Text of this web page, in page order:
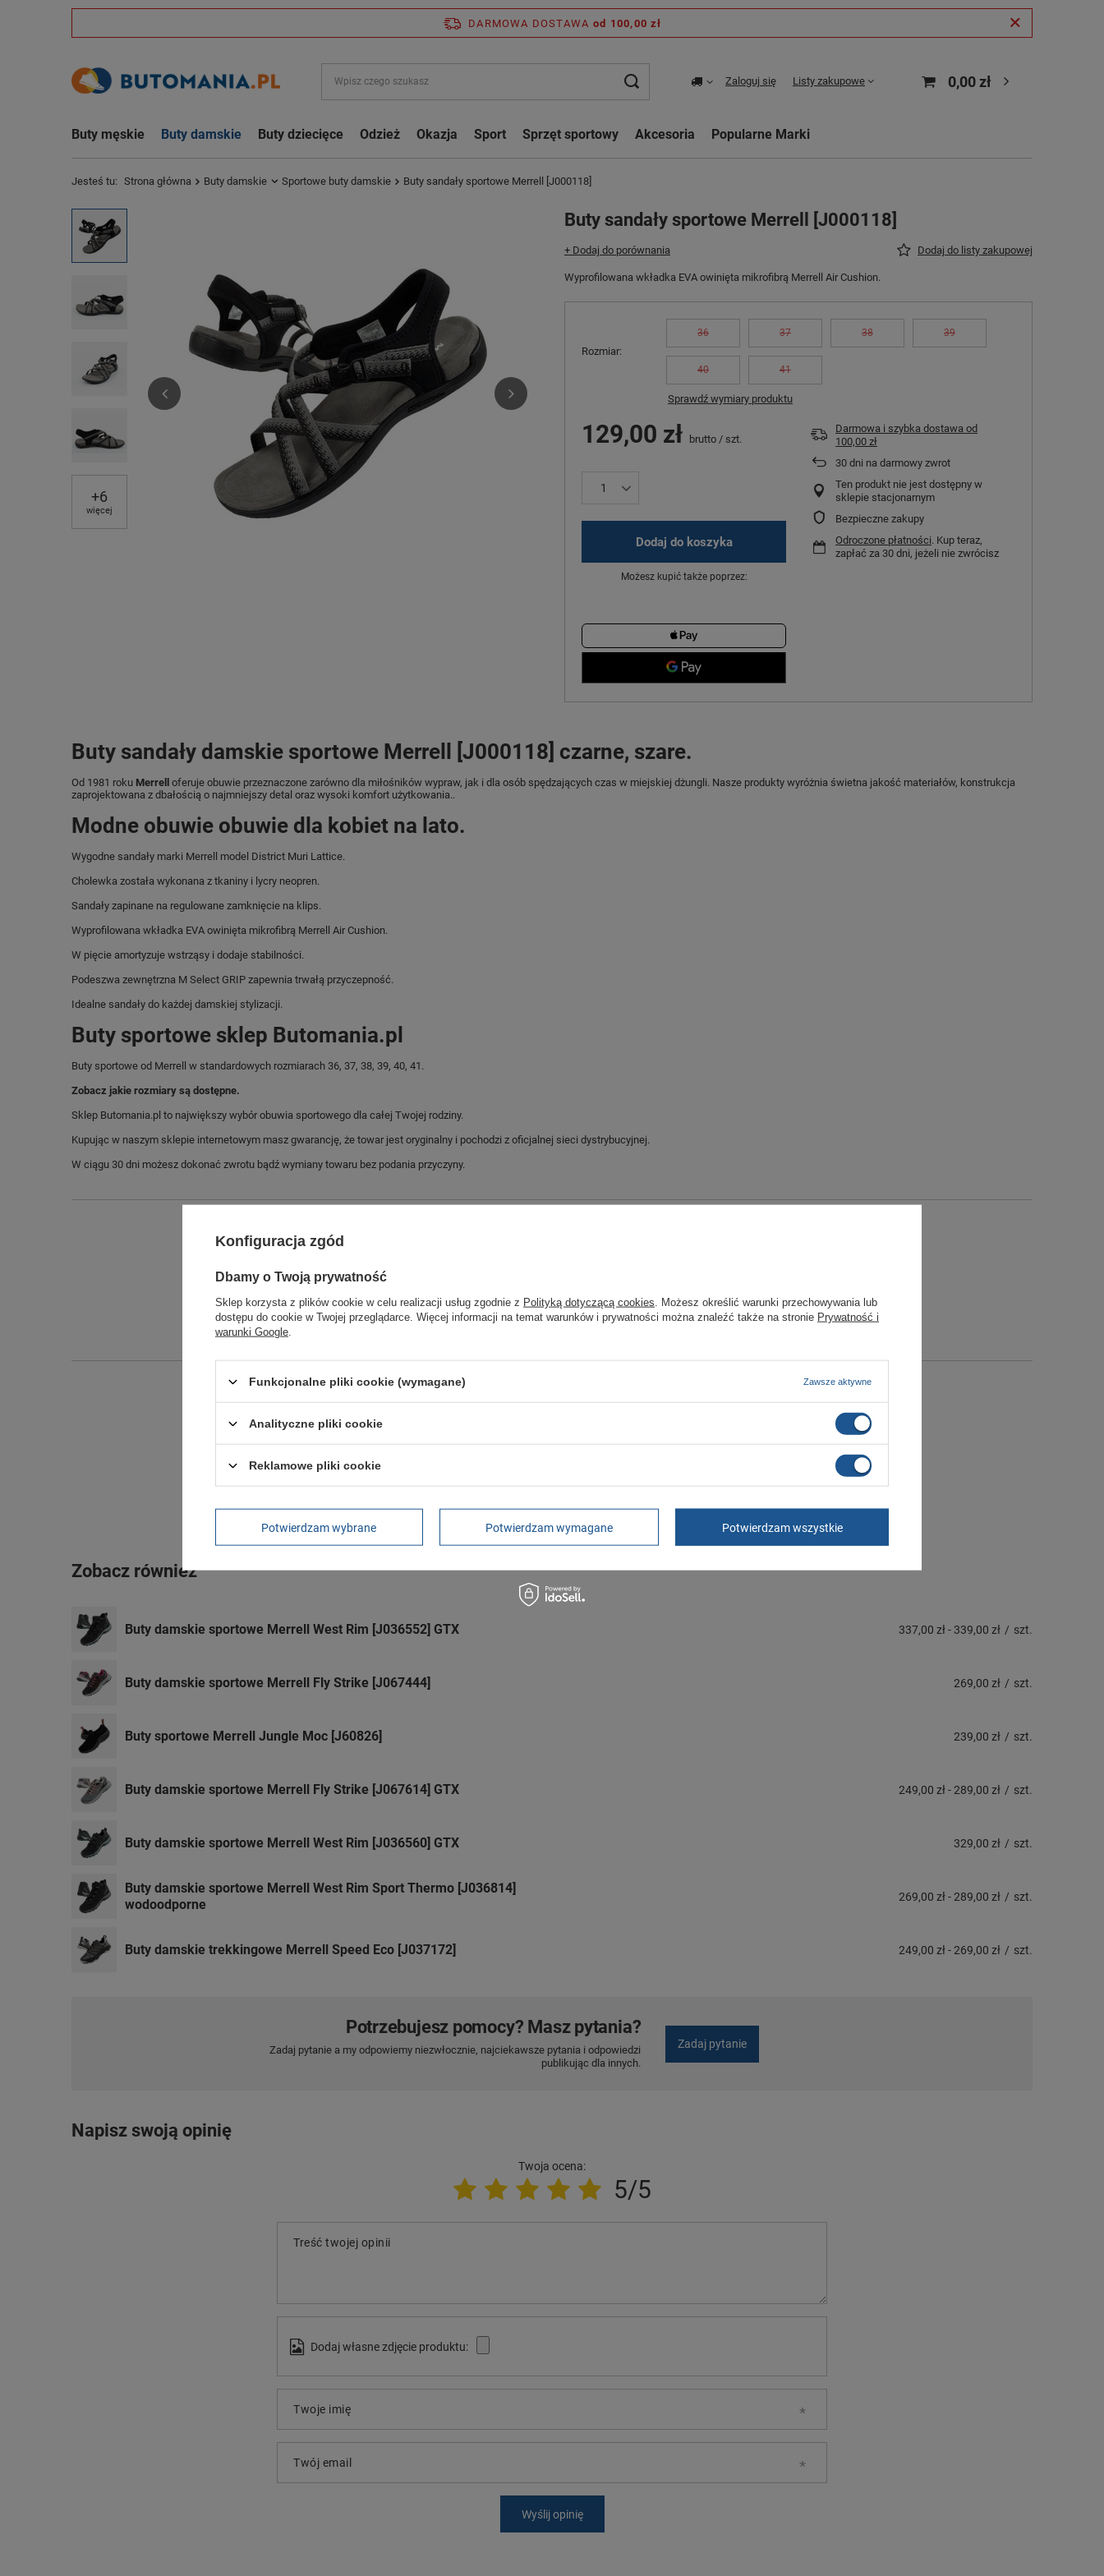
DARMOWA DOSTAWA od 100,00 zł
Zaloguj się Listy zakupowe 0,00 zł
Buty męskie Buty damskie Buty dziecięce Odzież Okazja Sport Sprzęt sportowy Akcesoria Popularne Marki
Jesteś tu: Strona główna Buty damskie Sportowe buty damskie Buty sandały sportowe Merrell [J000118]
+6
więcej
Buty sandały sportowe Merrell [J000118]
+ Dodaj do porównania Dodaj do listy zakupowej
Wyprofilowana wkładka EVA owinięta mikrofibrą Merrell Air Cushion.
Rozmiar
36 37 38 39
40 41
Sprawdź wymiary produktu
129,00 zł brutto / szt.
Dodaj do koszyka
Możesz kupić także poprzez:
Darmowa i szybka dostawa od
100,00 zł
30 dni na darmowy zwrot
Ten produkt nie jest dostępny w
sklepie stacjonarnym
Bezpieczne zakupy
Odroczone płatności. Kup teraz,
zapłać za 30 dni, jeżeli nie zwrócisz
Buty sandały damskie sportowe Merrell [J000118] czarne, szare.
Od 1981 roku Merrell oferuje obuwie przeznaczone zarówno dla miłośników wypraw, jak i dla osób spędzających czas w miejskiej dżungli. Nasze produkty wyróżnia świetna jakość materiałów, konstrukcja
zaprojektowana z dbałością o najmniejszy detal oraz wysoki komfort użytkowania..
Modne obuwie obuwie dla kobiet na lato.
Wygodne sandały marki Merrell model District Muri Lattice.
Cholewka została wykonana z tkaniny i lycry neopren.
Sandały zapinane na regulowane zamknięcie na klips.
Wyprofilowana wkładka EVA owinięta mikrofibrą Merrell Air Cushion.
W pięcie amortyzuje wstrząsy i dodaje stabilności.
Podeszwa zewnętrzna M Select GRIP zapewnia trwałą przyczepność.
Idealne sandały do każdej damskiej stylizacji.
Buty sportowe sklep Butomania.pl
Buty sportowe od Merrell w standardowych rozmiarach 36, 37, 38, 39, 40, 41.
Zobacz jakie rozmiary są dostępne.
Sklep Butomania.pl to największy wybór obuwia sportowego dla całej Twojej rodziny.
Kupując w naszym sklepie internetowym masz gwarancję, że towar jest oryginalny i pochodzi z oficjalnej sieci dystrybucyjnej.
W ciągu 30 dni możesz dokonać zwrotu bądź wymiany towaru bez podania przyczyny.
Materiał zewnętrzny inny materiał
Kolor czarny
Zobacz również
Buty damskie sportowe Merrell West Rim [J036552] GTX 337,00 zł- 339,00 zł / szt.
Buty damskie sportowe Merrell Fly Strike [J067444] 269,00 zł / szt.
Buty sportowe Merrell Jungle Moc [J60826] 239,00 zł / szt.
Buty damskie sportowe Merrell Fly Strike [J067614] GTX 249,00 zł-289,00 zł / szt.
Buty damskie sportowe Merrell West Rim [J036560] GTX 329,00 zł / szt.
Buty damskie sportowe Merrell West Rim Sport Thermo [J036814]
wodoodporne
269,00 zł-289,00 zł / szt.
Buty damskie trekkingowe Merrell Speed Eco [J037172] 249,00 zł-269,00 zł / szt.
Potrzebujesz pomocy? Masz pytania?
Zadaj pytanie a my odpowiemy niezwłocznie, najciekawsze pytania i odpowiedzi
publikując dla innych.
Zadaj pytanie
Napisz swoją opinię
Twoja ocena:
5/5
Treść twojej opinii
Dodaj własne zdjęcie produktu:
Twoje imię
Twój email
Wyślij opinię
Konfiguracja zgód
Dbamy o Twoją prywatność
Sklep korzysta z plików cookie w celu realizacji usług zgodnie z Polityką dotyczącą cookies . Możesz określić warunki przechowywania lub
dostępu do cookie w Twojej przeglądarce. Więcej informacji na temat warunków i prywatności można znaleźć także na stronie Prywatność i
warunki Google
Funkcjonalne pliki cookie (wymagane) Zawsze aktywne
Analityczne pliki cookie
Reklamowe pliki cookie
Potwierdzam wybrane Potwierdzam wymagane Potwierdzam wszystkie